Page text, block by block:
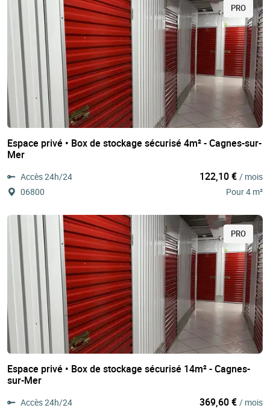
PRO
Espace privé • Box de stockage sécurisé 4m² - Cagnes-sur-
Mer
Accès 24h/24
06800
122,10 € / mois
Pour 4 m²
PRO
Espace privé • Box de stockage sécurisé 14m² - Cagnes-
sur-Mer
Accès 24h/24
369,60 € / mois